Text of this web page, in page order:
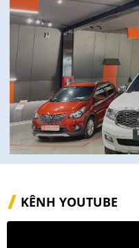
KÊNH YOUTUBE